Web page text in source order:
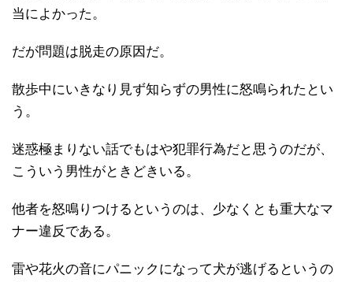
当によかった。
だが問題は脱走の原因だ。
散歩中にいきなり見ず知らずの男性に怒鳴られたとい
う。
迷惑極まりない話でもはや犯罪行為だと思うのだが、
こういう男性がときどきいる。
他者を怒鳴りつけるというのは、少なくとも重大なマ
ナー違反である。
雷や花火の音にパニックになって犬が逃げるというの